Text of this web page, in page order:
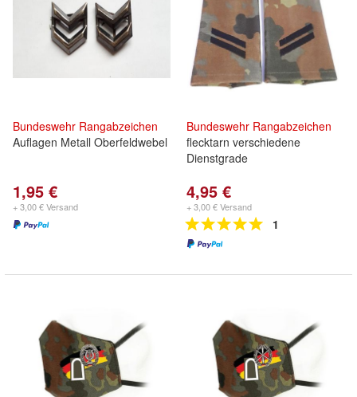
Bundeswehr Rangabzeichen
Auflagen Metall Oberfeldwebel
1,95 €
+ 3,00 € Versand
Bundeswehr Rangabzeichen
flecktarn verschiedene
Dienstgrade
4,95 €
+ 3,00 € Versand
1